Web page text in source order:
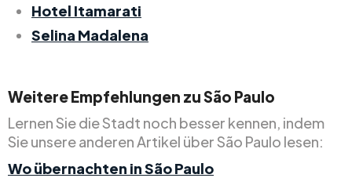
Hotel Itamarati
Selina Madalena
Weitere Empfehlungen zu São Paulo
Lernen Sie die Stadt noch besser kennen, indem
Sie unsere anderen Artikel über São Paulo lesen:
Wo übernachten in São Paulo